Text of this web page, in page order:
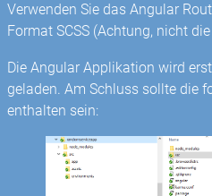
Verwenden Sie das Angular
Format SCSS (Achtung, nicht
Die Angular Applikation wird
geladen. Am Schluss sollte die
enthalten sein: